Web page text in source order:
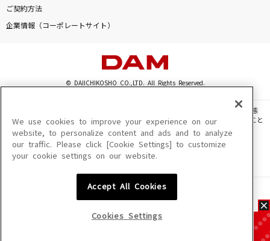
ご契約方法
企業情報（コーポレートサイト）
© DAIICHIKOSHO CO.,LTD. All Rights Reserved.
このサイトに掲載されている一切の文章・画像・写真・動画・音声等を、手段や形態
を問わず、著作権法の定める範囲を超えて無断で複製、転載、ファイル化などすること
を禁じます。
楽曲及びコンテンツは、機種によりご利用いただけない場合があります。
楽曲及びコンテンツの配信日、配信内容が変更になる場合があります。
We use cookies to improve your experience on our
website, to personalize content and ads and to analyze
our traffic. Please click [Cookie Settings] to customize
your cookie settings on our website.
Accept All Cookies
Cookies Settings